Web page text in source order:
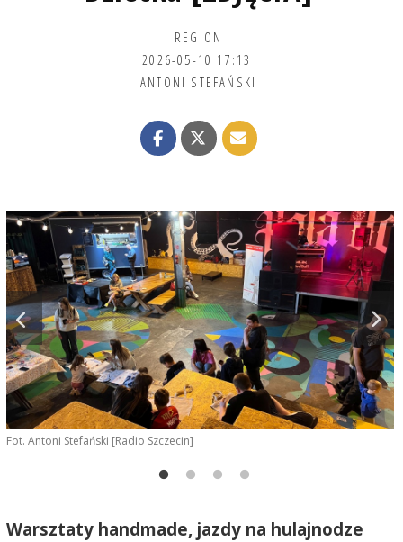
REGION
2026-05-10 17:13
ANTONI STEFAŃSKI
Fot. Antoni Stefański [Radio Szczecin]
Warsztaty handmade, jazdy na hulajnodze